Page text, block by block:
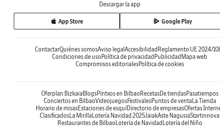
Descargar la app
App Store Google Play
ContactarQuiénes somosAviso legal Accesibilidad Reglamento UE 2024/
Condiciones de uso Política de privacidad Publicidad Mapa web
Compromisos editorialesPolítica de cookies
Oferplan Bizkaia BlogsPintxos en Bilbao RecetasDe tiendasPasatiempos
Conciertos en BilbaoVideojuegosFestivalesPuntos de venta La Tienda
Horario de misasEstaciones de esquíDirectorio de empresasOfertas
ClasificadosLa Mirilla Lotería Navidad 2025JaiakAste NagusiaStartinnova
Restaurantes de Bilbao Lotería de Navidad Lotería del Niño